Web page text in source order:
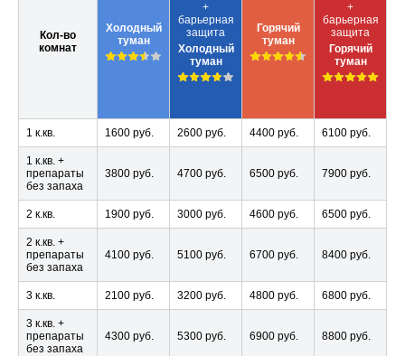
Кол-во
комнат
Холодный
туман
+
барьерная
защита
Холодный
туман
Горячий
туман
+
барьерная
защита
Горячий
туман
1 к.кв. 1600 руб. 2600 руб. 4400 руб. 6100 руб.
1 к.кв. +
препараты
без запаха
3800 руб. 4700 руб. 6500 руб. 7900 руб.
2 к.кв. 1900 руб. 3000 руб. 4600 руб. 6500 руб.
2 к.кв. +
препараты
без запаха
4100 руб. 5100 руб. 6700 руб. 8400 руб.
3 к.кв. 2100 руб. 3200 руб. 4800 руб. 6800 руб.
3 к.кв. +
препараты
без запаха
4300 руб. 5300 руб. 6900 руб. 8800 руб.